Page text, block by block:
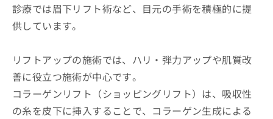
診療では眉下リフト術など、目元の手術を積極的に提
供しています。
リフトアップの施術では、ハリ・弾力アップや肌質改
善に役立つ施術が中心です。
コラーゲンリフト（ショッピングリフト）は、吸収性
の糸を皮下に挿入することで、コラーゲン生成による